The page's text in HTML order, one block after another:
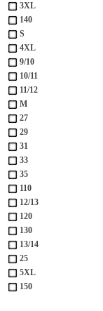
3XL
140
S
4XL
9/10
10/11
11/12
M
27
29
31
33
35
110
12/13
120
130
13/14
25
5XL
150